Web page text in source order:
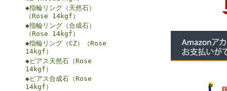
◆指輪リング（天然石）
（Rose 14kgf）
◆指輪リング（合成石）
（Rose 14kgf）
◆指輪リング（CZ）（Rose
14kgf）
◆ピアス天然石（Rose
14kgf）
◆ピアス合成石（Rose
14kgf）